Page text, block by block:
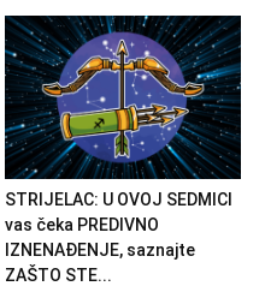
STRIJELAC: U OVOJ SEDMICI
vas čeka PREDIVNO
IZNENAĐENJE, saznajte
ZAŠTO STE...